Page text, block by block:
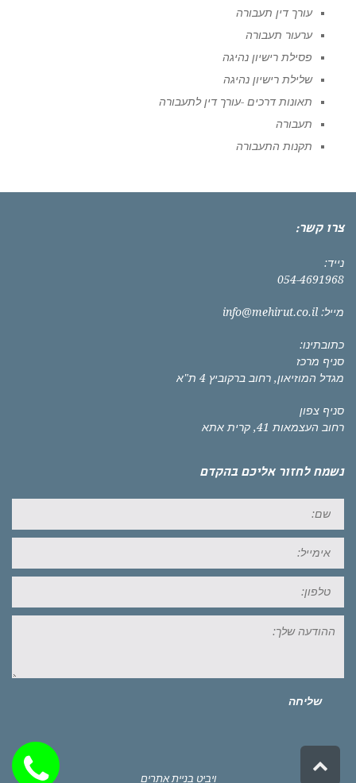
עורך דין תעבורה
ערעור תעבורה
פסילת רישיון נהיגה
שלילת רישיון נהיגה
תאונות דרכים -עורך דין לתעבורה
תעבורה
תקנות התעבורה
צרו קשר:
נייד:
054-4691968
מייל: info@mehirut.co.il
כתובתינו:
סניף מרכז
מגדל המוזיאון, רחוב ברקוביץ 4 ת"א
סניף צפון
רחוב העצמאות 41, קרית אתא
נשמח לחזור אליכם בהקדם
שלך:
שליחה
ויביט בניית אתרים